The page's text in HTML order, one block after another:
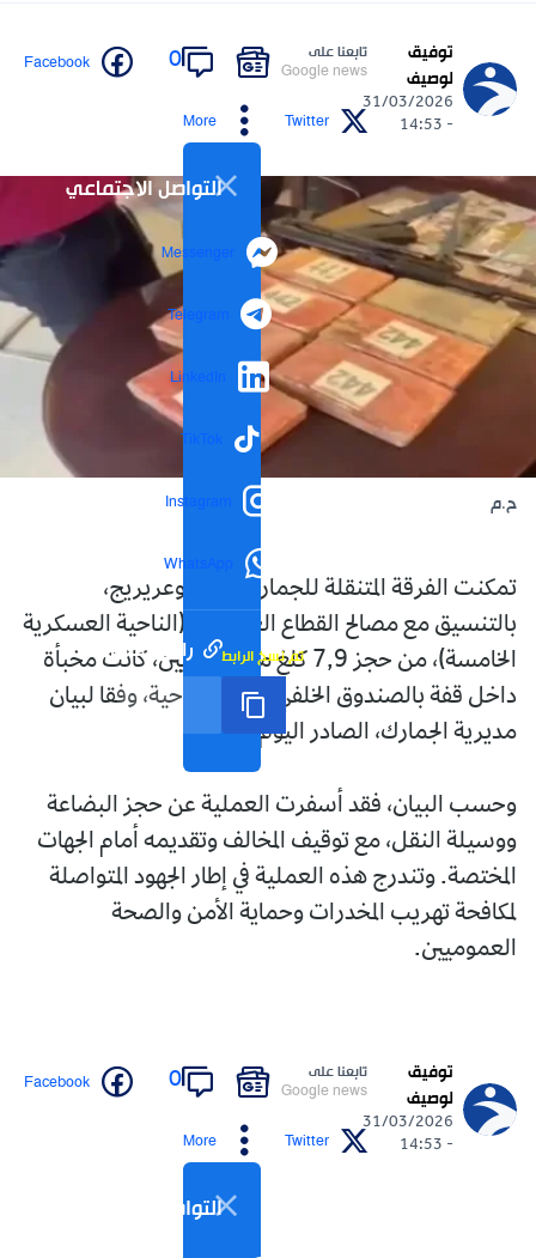
توفيق
لوصيف
31/03/2026
- 14:53
تابعنا على
Google news
0
Facebook
Twitter
More
التواصل الاجتماعي
Messenger
Telegram
LinkedIn
TikTok
Instagram
WhatsApp
رابط مختصر تم نسخ الرابط
ح.م
تمكنت الفرقة المتنقلة للجمارك ببرج بوعريريج،
بالتنسيق مع مصالح القطاع العسكري (الناحية العسكرية
الخامسة)، من حجز 7,9 كلغ من الكوكايين، كانت مخبأة
داخل قفة بالصندوق الخلفي لمركبة سياحية، وفقا لبيان
مديرية الجمارك، الصادر اليوم.
وحسب البيان، فقد أسفرت العملية عن حجز البضاعة
ووسيلة النقل، مع توقيف المخالف وتقديمه أمام الجهات
المختصة. وتندرج هذه العملية في إطار الجهود المتواصلة
لمكافحة تهريب المخدرات وحماية الأمن والصحة
العموميين.
توفيق
لوصيف
31/03/2026
- 14:53
تابعنا على
Google news
0
Facebook
Twitter
More
التواصل الاجتماعي